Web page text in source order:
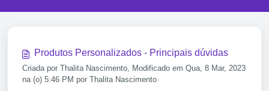
Produtos Personalizados - Principais dúvidas
Criada por Thalita Nascimento, Modificado em Qua, 8 Mar, 2023
na (o) 5:46 PM por Thalita Nascimento